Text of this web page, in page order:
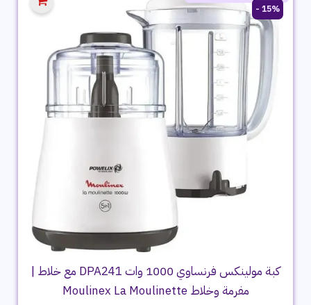
15% -
كبة مولينكس فرنساوي 1000 وات DPA241 مع خلاط |
مفرمة وخلاط Moulinex La Moulinette